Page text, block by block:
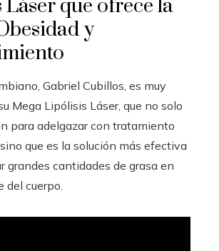
que ofrece la
y
Gabriel Cubillos, es muy
Mega Lipólisis Láser, que no solo
para adelgazar con tratamiento
que es la solución más efectiva
grandes cantidades de grasa en
del cuerpo.